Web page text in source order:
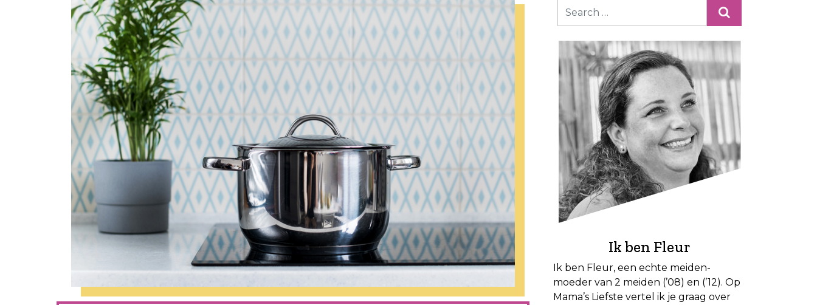
Ik ben Fleur
Ik ben Fleur, een echte meiden-
moeder van 2 meiden (’08) en (’12). Op
Mama’s Liefste vertel ik je graag over